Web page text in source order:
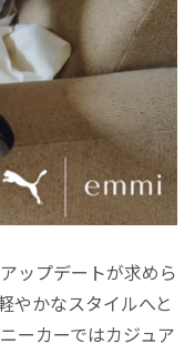
ップデートが求めら
やかなスタイルへと
ーカーではカジュア